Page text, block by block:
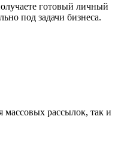
готовый личный
под задачи бизнеса.
рассылок, так и